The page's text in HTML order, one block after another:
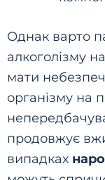
Однак варто
алкоголізму
мати
організму на
продовжує
випадках